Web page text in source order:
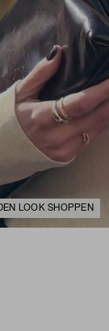
DEN LOOK SHOPPEN